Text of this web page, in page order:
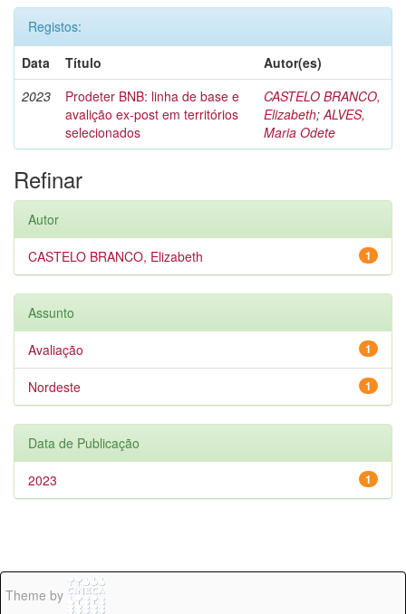
Registos:
Data
Título
Autor(es)
2023
Prodeter BNB: linha de base e
avalição ex-post em territórios
selecionados
CASTELO BRANCO,
Elizabeth;ALVES,
Maria Odete
Refinar
Autor
1
CASTELO BRANCO, Elizabeth
Assunto
1
Avaliação
1
Nordeste
Data de Publicação
1
2023
Theme by